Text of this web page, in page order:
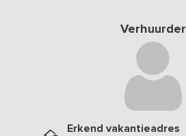
Verhuurder
Erkend vakantieadres